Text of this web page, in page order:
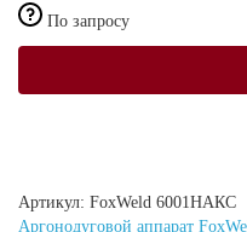
По запросу
Артикул: FoxWeld 6001НАКС
Аргонодуговой аппарат